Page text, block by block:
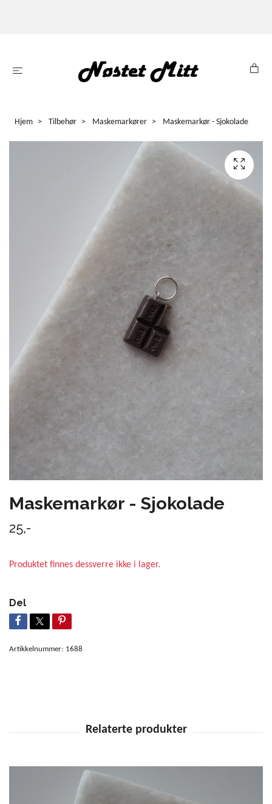
Hjem Tilbehør Maskemarkører Maskemarkør - Sjokolade
Maskemarkør - Sjokolade
25,-
Produktet finnes dessverre ikke i lager.
Del
Artikkelnummer: 1688